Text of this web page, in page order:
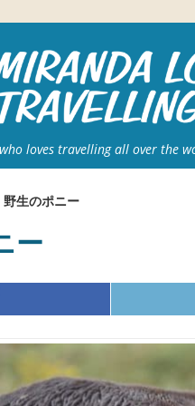
loves travelling all over the
野生のポニー
ー